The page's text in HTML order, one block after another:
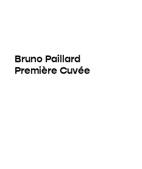
Bruno Paillard
Première Cuvée